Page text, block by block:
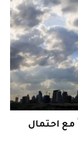
مع احتمال